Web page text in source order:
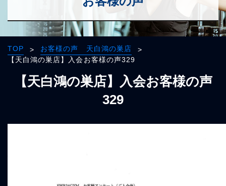
TOP > お客様の声 天白鴻の巣店
>
【天白鴻の巣店】入会お客様の声329
【天白鴻の巣店】入会お客様の声
329